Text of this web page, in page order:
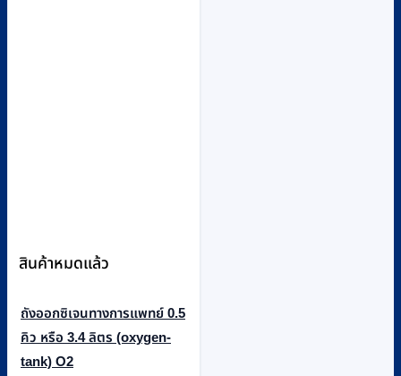
สินค้าหมดแล้ว
ถังออกซิเจนทางการแพทย์ 0.5
คิว หรือ 3.4 ลิตร (oxygen-
tank) O2